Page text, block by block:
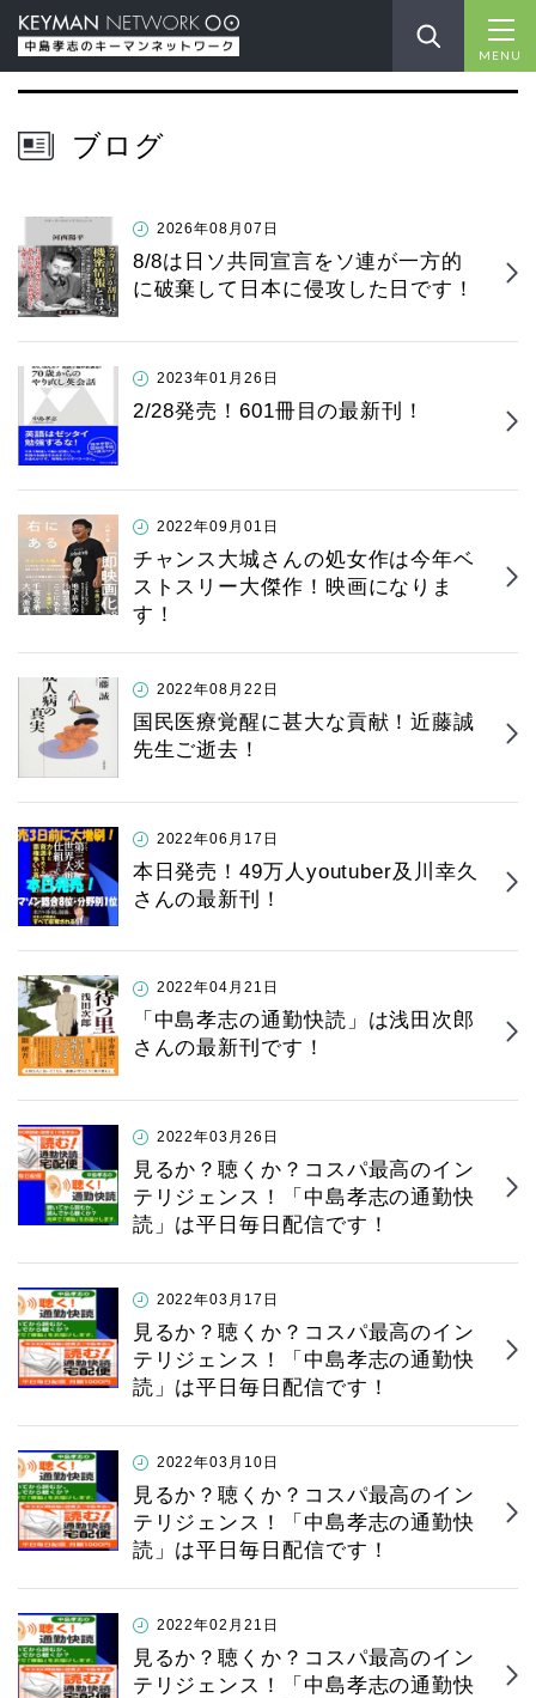
MENU
ブログ
2026年08月07日
8/8は日ソ共同宣言をソ連が一方的
に破棄して日本に侵攻した日です！
2023年01月26日
2/28発売！601冊目の最新刊！
2022年09月01日
チャンス大城さんの処女作は今年ベ
ストスリー大傑作！映画になりま
す！
2022年08月22日
国民医療覚醒に甚大な貢献！近藤誠
先生ご逝去！
2022年06月17日
本日発売！49万人youtuber及川幸久
さんの最新刊！
2022年04月21日
「中島孝志の通勤快読」は浅田次郎
さんの最新刊です！
2022年03月26日
見るか？聴くか？コスパ最高のイン
テリジェンス！「中島孝志の通勤快
読」は平日毎日配信です！
2022年03月17日
見るか？聴くか？コスパ最高のイン
テリジェンス！「中島孝志の通勤快
読」は平日毎日配信です！
2022年03月10日
見るか？聴くか？コスパ最高のイン
テリジェンス！「中島孝志の通勤快
読」は平日毎日配信です！
2022年02月21日
見るか？聴くか？コスパ最高のイン
テリジェンス！「中島孝志の通勤快